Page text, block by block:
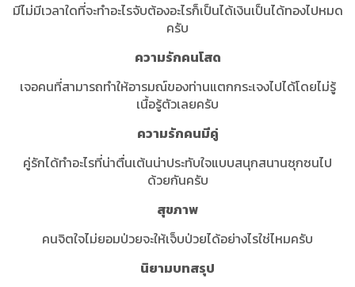
มีไม่มีเวลาใดที่จะทำอะไรจับต้องอะไรก็เป็นได้เงินเป็นได้ทองไปหมด
ครับ
ความรักคนโสด
เจอคนที่สามารถทำให้อารมณ์ของท่านแตกกระเจงไปได้โดยไม่รู้
เนื้อรู้ตัวเลยครับ
ความรักคนมีคู่
คู่รักได้ทำอะไรที่น่าตื่นเต้นน่าประทับใจแบบสนุกสนานซุกซนไป
ด้วยกันครับ
สุขภาพ
คนจิตใจไม่ยอมป่วยจะให้เจ็บป่วยได้อย่างไรใช่ไหมครับ
นิยามบทสรุป